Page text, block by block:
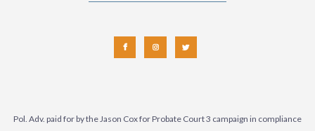
Pol. Adv. paid for by the Jason Cox for Probate Court 3 campaign in compliance